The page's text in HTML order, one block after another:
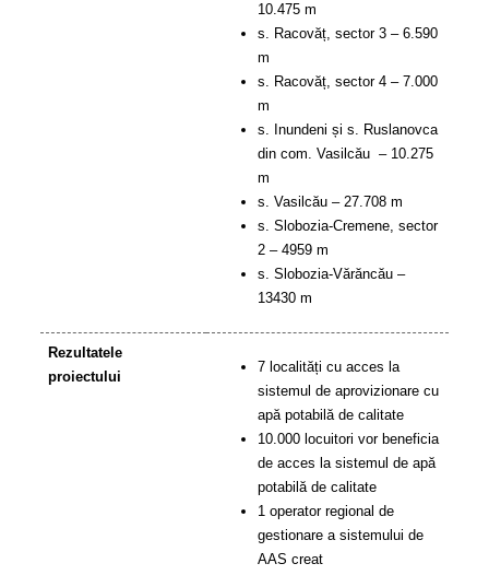
10.475 m
s. Racovăț, sector 3 – 6.590
m
s. Racovăț, sector 4 – 7.000
m
s. Inundeni și s. Ruslanovca
din com. Vasilcău – 10.275
m
s. Vasilcău – 27.708 m
s. Slobozia-Cremene, sector
2 – 4959 m
s. Slobozia-Vărăncău –
13430 m
Rezultatele
proiectului
7 localități cu acces la
sistemul de aprovizionare cu
apă potabilă de calitate
10.000 locuitori vor beneficia
de acces la sistemul de apă
potabilă de calitate
1 operator regional de
gestionare a sistemului de
AAS creat